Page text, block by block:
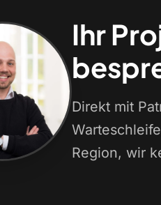
Ihr
Direkt mit
Region, wir